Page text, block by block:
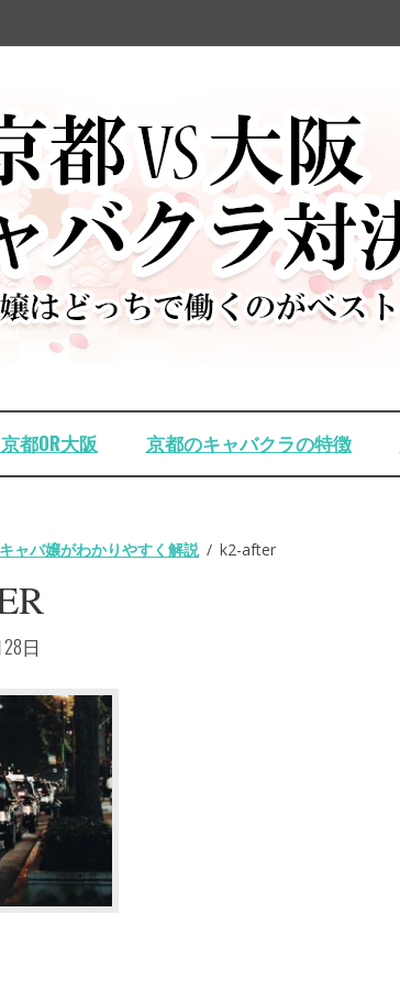
都OR大阪 京都のキャバクラの特徴
ャバ嬢がわかりやすく解説 k2-after
日